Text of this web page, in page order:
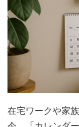
在宅ワークや家